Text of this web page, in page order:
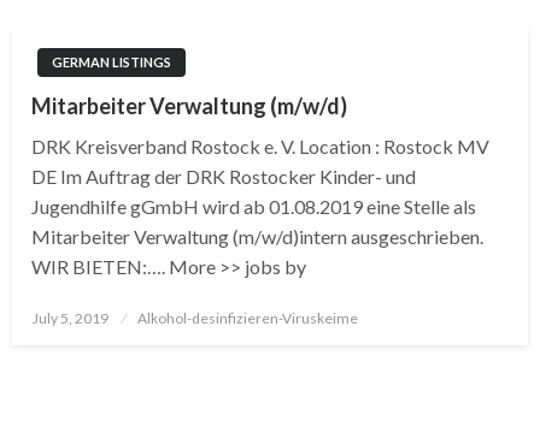
GERMAN LISTINGS
Mitarbeiter Verwaltung (m/w/d)
DRK Kreisverband Rostock e. V. Location : Rostock MV
DE Im Auftrag der DRK Rostocker Kinder- und
Jugendhilfe gGmbH wird ab 01.08.2019 eine Stelle als
Mitarbeiter Verwaltung (m/w/d)intern ausgeschrieben.
WIR BIETEN:…. More >> jobs by
Posted
July 5, 2019 Alkohol-desinfizieren-Viruskeime